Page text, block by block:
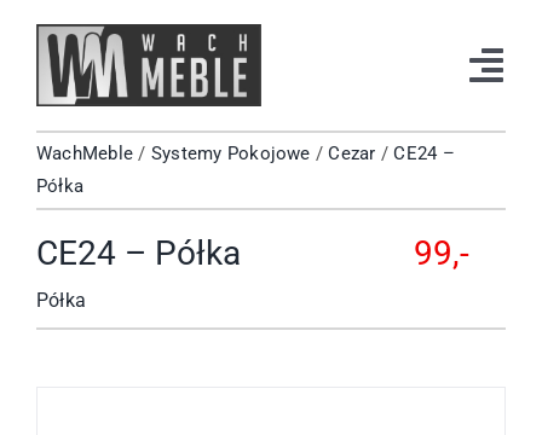
zawartości
Strona Główna
WachMeble / Systemy Pokojowe /Cezar /CE24 –
Półka
CE24 – Półka
Półka
99,-